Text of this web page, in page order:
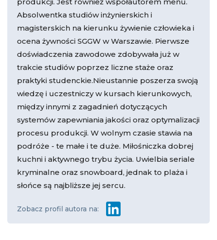
Absolwentka studiów inżynierskich i
magisterskich na kierunku żywienie człowieka i
ocena żywności SGGW w Warszawie. Pierwsze
doświadczenia zawodowe zdobywała już w
trakcie studiów poprzez liczne staże oraz
praktyki studenckie.Nieustannie poszerza swoją
wiedzę i uczestniczy w kursach kierunkowych,
między innymi z zagadnień dotyczących
systemów zapewniania jakości oraz optymalizacji
procesu produkcji. W wolnym czasie stawia na
podróże - te małe i te duże. Miłośniczka dobrej
kuchni i aktywnego trybu życia. Uwielbia seriale
kryminalne oraz snowboard, jednak to plaża i
słońce są najbliższe jej sercu.
Zobacz profil autora na: